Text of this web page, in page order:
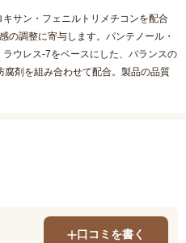
サン・フェニルトリメチコンを配合
の調整に寄与します。パンテノール・
ウレス-7をベースにした、バランスの
剤を組み合わせて配合。製品の品質
口コミを書く